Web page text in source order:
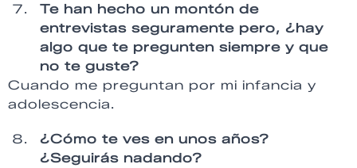
Te han hecho un montón de
entrevistas seguramente pero, ¿hay
algo que te pregunten siempre y que
no te guste?
Cuando me preguntan por mi infancia y
adolescencia.
¿Cómo te ves en unos años?
¿Seguirás nadando?